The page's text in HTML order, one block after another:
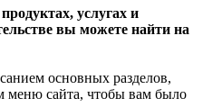
услугах и
вы можете найти на
основных разделов,
меню сайта, чтобы вам было